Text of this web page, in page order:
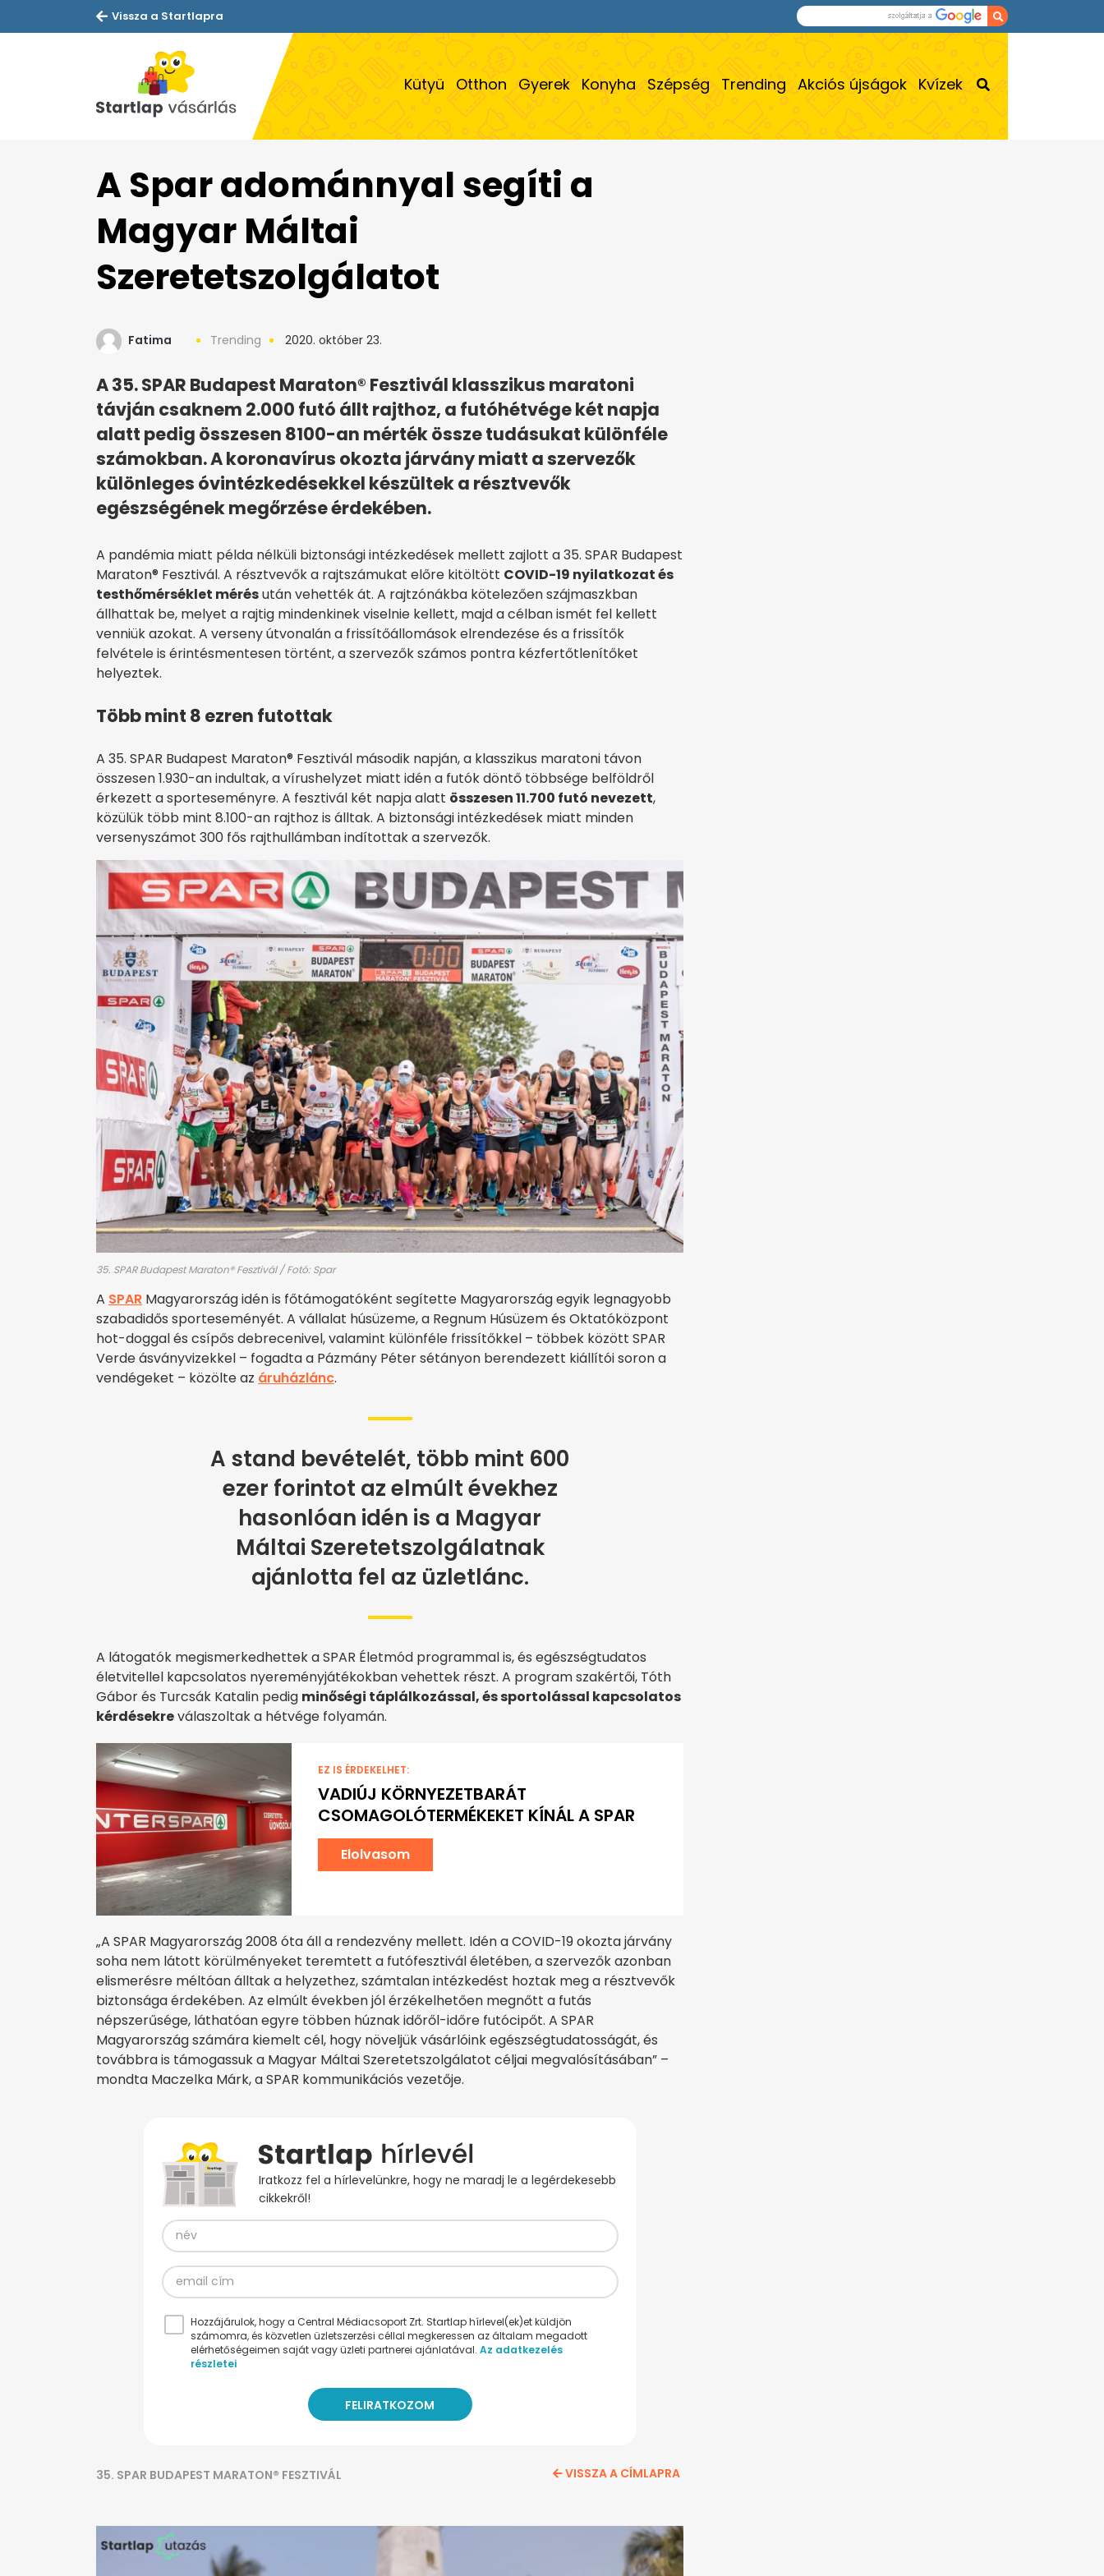
Vissza a Startlapra
Kütyü Otthon Gyerek Konyha Szépség Trending Akciós újságok Kvízek
A Spar adománnyal segíti a
Magyar Máltai
Szeretetszolgálatot
Fatima Trending 2020. október 23.
A 35. SPAR Budapest Maraton® Fesztivál klasszikus maratoni
távján csaknem 2.000 futó állt rajthoz, a futóhétvége két napja
alatt pedig összesen 8100-an mérték össze tudásukat különféle
számokban. A koronavírus okozta járvány miatt a szervezők
különleges óvintézkedésekkel készültek a résztvevők
egészségének megőrzése érdekében.
A pandémia miatt példa nélküli biztonsági intézkedések mellett zajlott a 35. SPAR Budapest
Maraton® Fesztivál. A résztvevők a rajtszámukat előre kitöltött COVID-19 nyilatkozat és
testhőmérséklet mérésután vehették át. A rajtzónákba kötelezően szájmaszkban
állhattak be, melyet a rajtig mindenkinek viselnie kellett, majd a célban ismét fel kellett
venniük azokat. A verseny útvonalán a frissítőállomások elrendezése és a frissítők
felvétele is érintésmentesen történt, a szervezők számos pontra kézfertőtlenítőket
helyeztek.
Több mint 8 ezren futottak
A 35. SPAR Budapest Maraton® Fesztivál második napján, a klasszikus maratoni távon
összesen 1.930-an indultak, a vírushelyzet miatt idén a futók döntő többsége belföldről
érkezett a sporteseményre. A fesztivál két napja alatt összesen 11.700 futó nevezett,
közülük több mint 8.100-an rajthoz is álltak. A biztonsági intézkedések miatt minden
versenyszámot 300 fős rajthullámban indítottak a szervezők.
35. SPAR Budapest Maraton® Fesztivál / Fotó: Spar
A SPAR Magyarország idén is főtámogatóként segítette Magyarország egyik legnagyobb
szabadidős sporteseményét. A vállalat húsüzeme, a Regnum Húsüzem és Oktatóközpont
hot-doggal és csípős debrecenivel, valamint különféle frissítőkkel – többek között SPAR
Verde ásványvizekkel – fogadta a Pázmány Péter sétányon berendezett kiállítói soron a
vendégeket – közölte az áruházlánc.
A stand bevételét, több mint 600
ezer forintot az elmúlt évekhez
hasonlóan idén is a Magyar
Máltai Szeretetszolgálatnak
ajánlotta fel az üzletlánc.
A látogatók megismerkedhettek a SPAR Életmód programmal is, és egészségtudatos
életvitellel kapcsolatos nyereményjátékokban vehettek részt. A program szakértői, Tóth
Gábor és Turcsák Katalin pedig minőségi táplálkozással, és sportolással kapcsolatos
kérdésekreválaszoltak a hétvége folyamán.
EZ IS ÉRDEKELHET:
VADIÚJ KÖRNYEZETBARÁT
CSOMAGOLÓTERMÉKEKET KÍNÁL A SPAR
Elolvasom
„A SPAR Magyarország 2008 óta áll a rendezvény mellett. Idén a COVID-19 okozta járvány
soha nem látott körülményeket teremtett a futófesztivál életében, a szervezők azonban
elismerésre méltóan álltak a helyzethez, számtalan intézkedést hoztak meg a résztvevők
biztonsága érdekében. Az elmúlt években jól érzékelhetően megnőtt a futás
népszerűsége, láthatóan egyre többen húznak időről-időre futócipőt. A SPAR
Magyarország számára kiemelt cél, hogy növeljük vásárlóink egészségtudatosságát, és
továbbra is támogassuk a Magyar Máltai Szeretetszolgálatot céljai megvalósításában” –
mondta Maczelka Márk, a SPAR kommunikációs vezetője.
Iratkozz fel a hírlevelünkre, hogy ne maradj le a legérdekesebb
cikkekről!
Hozzájárulok, hogy a Central Médiacsoport Zrt. Startlap hírlevel(ek)et küldjön
számomra, és közvetlen üzletszerzési céllal megkeressen az általam megadott
elérhetőségeimen saját vagy üzleti partnerei ajánlatával. Az adatkezelés
részletei
35. SPAR BUDAPEST MARATON® FESZTIVÁL VISSZA A CÍMLAPRA